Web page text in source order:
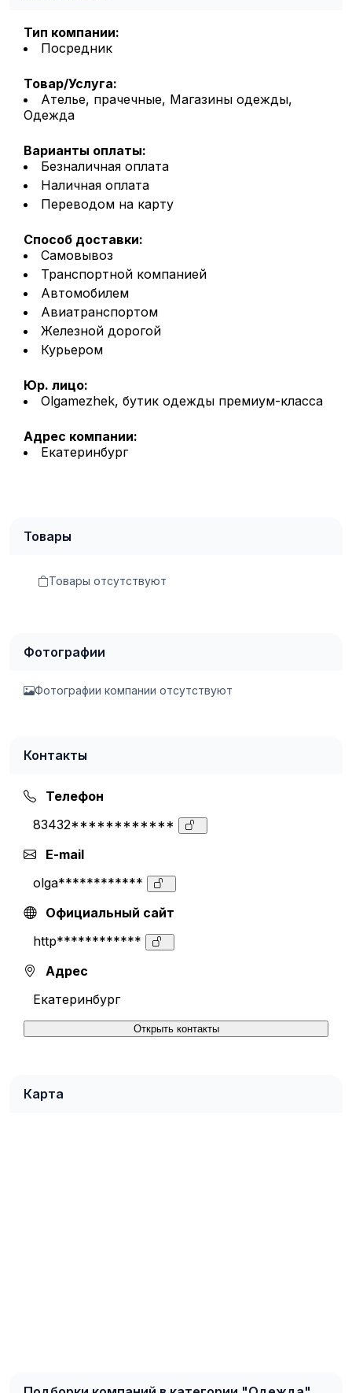
Тип компании:
Посредник
Товар/Услуга:
Ателье, прачечные, Магазины одежды,
Одежда
Варианты оплаты:
Безналичная оплата
Наличная оплата
Переводом на карту
Способ доставки:
Самовывоз
Транспортной компанией
Автомобилем
Авиатранспортом
Железной дорогой
Курьером
Юр. лицо:
Olgamezhek, бутик одежды премиум-класса
Адрес компании:
Екатеринбург
Товары
Товары отсутствуют
Фотографии
Фотографии компании отсутствуют
Контакты
Телефон
83432************
E-mail
olga************
Официальный сайт
http************
Адрес
Екатеринбург
Открыть контакты
Карта